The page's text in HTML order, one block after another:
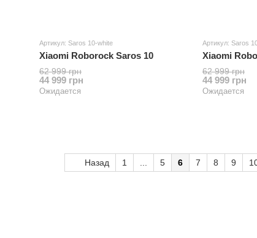
Артикул: Saros 10-white
Xiaomi Roborock Saros 10
62 999 грн
44 999 грн
Ожидается
Артикул: Saros
Xiaomi
62 999 грн
44 999 грн
Ожидается
Назад 1 5 6 7 8 9